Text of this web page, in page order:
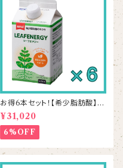
お得6本セット！【希少脂肪酸】リ
ーフエナジー 500mL×6本
¥31,020
6%OFF